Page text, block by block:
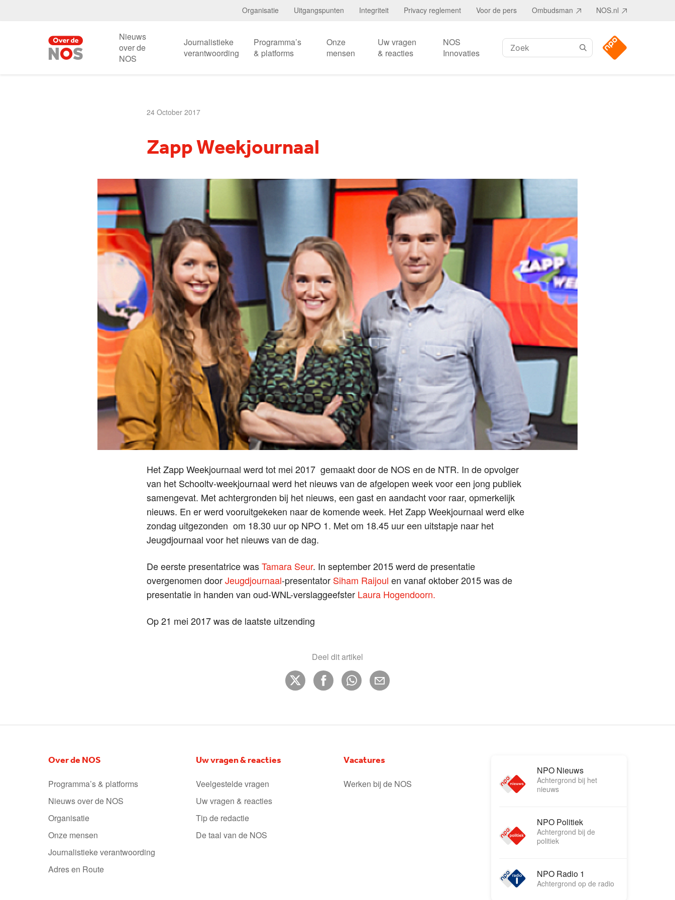
Organisatie Uitgangspunten Integriteit Privacy reglement Voor de pers Ombudsman NOS.nl
Nieuws
over de
NOS
Journalistieke
verantwoording
Programma’s
& platforms
Onze
mensen
Uw vragen
& reacties
NOS
Innovaties
Zoeken:
24 October 2017
Zapp Weekjournaal
Het Zapp Weekjournaal werd tot mei 2017 gemaakt door de NOS en de NTR. In de opvolger
van het Schooltv-weekjournaal werd het nieuws van de afgelopen week voor een jong publiek
samengevat. Met achtergronden bij het nieuws, een gast en aandacht voor raar, opmerkelijk
nieuws. En er werd vooruitgekeken naar de komende week. Het Zapp Weekjournaal werd elke
zondag uitgezonden om 18.30 uur op NPO 1. Met om 18.45 uur een uitstapje naar het
Jeugdjournaal voor het nieuws van de dag.
De eerste presentatrice wasTamara Seur. In september 2015 werd de presentatie
overgenomen doorJeugdjournaal-presentator Siham Raijoul en vanaf oktober 2015 was de
presentatie in handen van oud-WNL-verslaggeefster Laura Hogendoorn.
Op 21 mei 2017 was de laatste uitzending
Deel dit artikel
Over de NOS
Programma’s & platforms
Nieuws over de NOS
Organisatie
Onze mensen
Journalistieke verantwoording
Adres en Route
Uw vragen & reacties
Veelgestelde vragen
Uw vragen & reacties
Tip de redactie
De taal van de NOS
Vacatures
Werken bij de NOS
NPO Nieuws
Achtergrond bij het
nieuws
NPO Politiek
Achtergrond bij de
politiek
NPO Radio 1
Achtergrond op de radio